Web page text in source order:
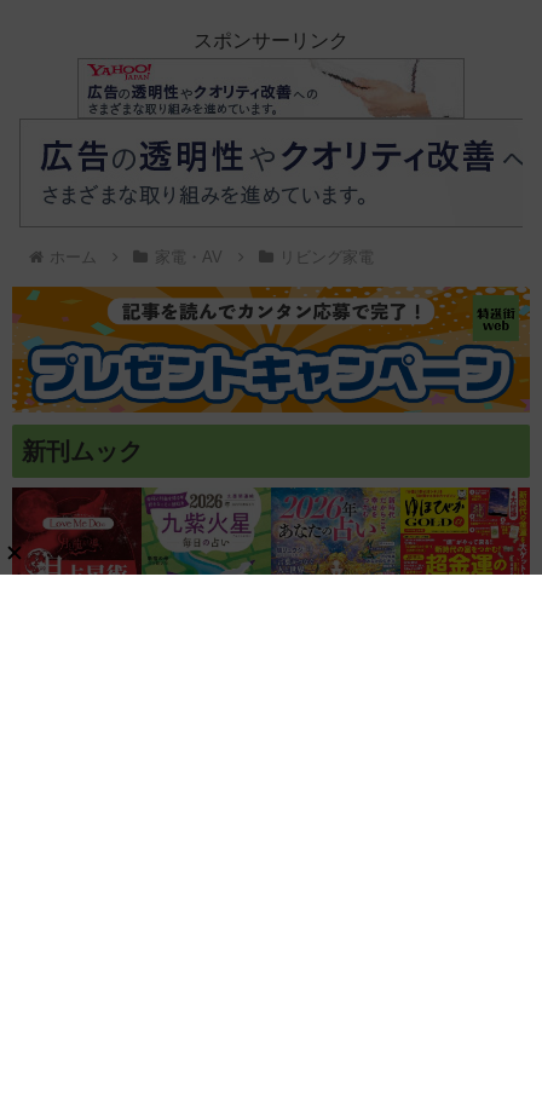
スポンサーリンク
ホーム 家電・AV リビング家電
新刊ムック